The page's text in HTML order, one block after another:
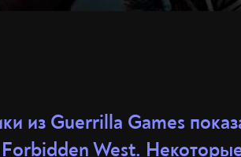
из Guerrilla Games
West.